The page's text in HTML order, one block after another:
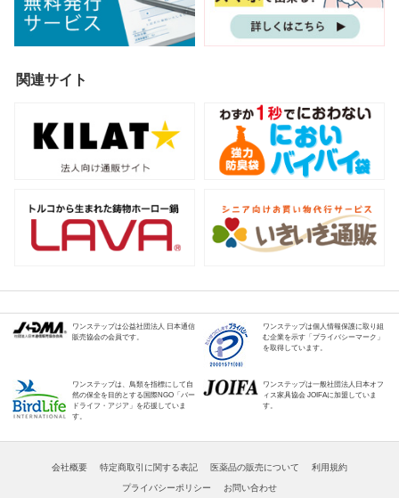
関連サイト
ワンステップは公益社団法人 日本通信
販売協会の会員です。
ワンステップは個人情報保護に取り組
む企業を示す「プライバシーマーク」
を取得しています。
ワンステップは、鳥類を指標にして自
然の保全を目的とする国際NGO「バー
ドライフ・アジア」を応援していま
す。
ワンステップは一般社団法人日本オフ
ィス家具協会 JOIFAに加盟していま
す。
会社概要 特定商取引に関する表記 医薬品の販売について 利用規約
プライバシーポリシー お問い合わせ